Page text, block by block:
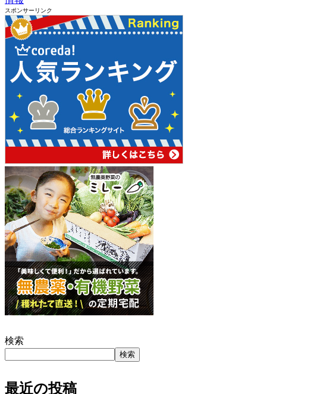
スポンサーリンク
検索
検索
最近の投稿